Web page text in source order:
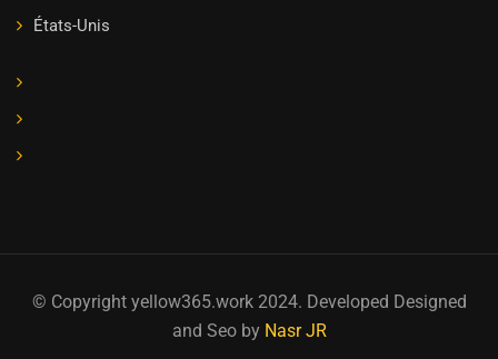
États-Unis
© Copyright yellow365.work 2024. Developed Designed
and Seo by Nasr JR